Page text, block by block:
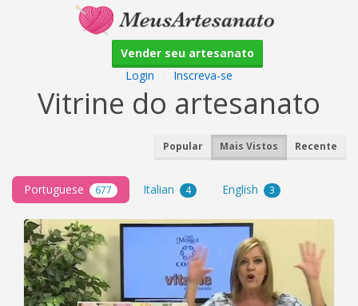
Vender seu artesanato
Login
Inscreva-se
Vitrine do artesanato
Popular Mais Vistos Recente
Portuguese 677 Italian 4 English 3